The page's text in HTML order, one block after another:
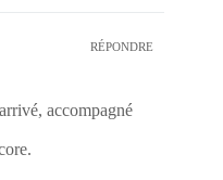
RÉPONDRE
accompagné